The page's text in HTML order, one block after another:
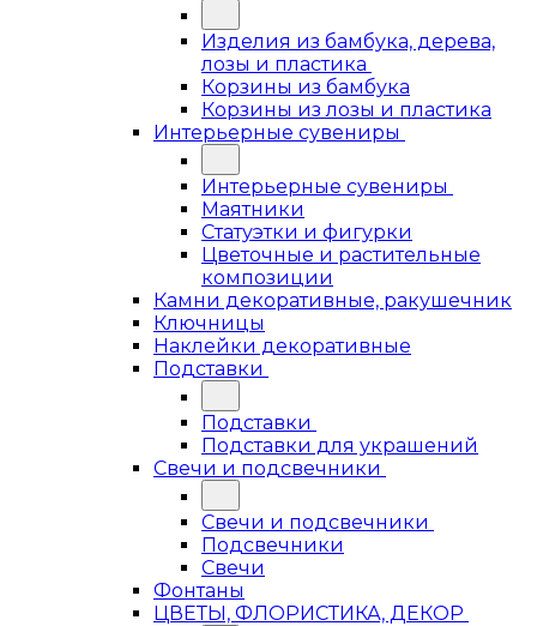
Изделия из бамбука, дерева,
лозы и пластика
Корзины из бамбука
Корзины из лозы и пластика
Интерьерные сувениры
Интерьерные сувениры
Маятники
Статуэтки и фигурки
Цветочные и растительные
композиции
Камни декоративные, ракушечник
Ключницы
Наклейки декоративные
Подставки
Подставки
Подставки для украшений
Свечи и подсвечники
Свечи и подсвечники
Подсвечники
Свечи
Фонтаны
ЦВЕТЫ, ФЛОРИСТИКА, ДЕКОР